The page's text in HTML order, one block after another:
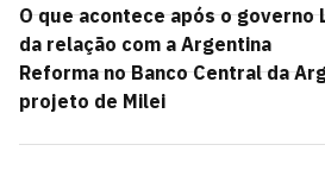
O que acontece após o governo
da relação com a Argentina
Reforma no Banco Central da
projeto de Milei